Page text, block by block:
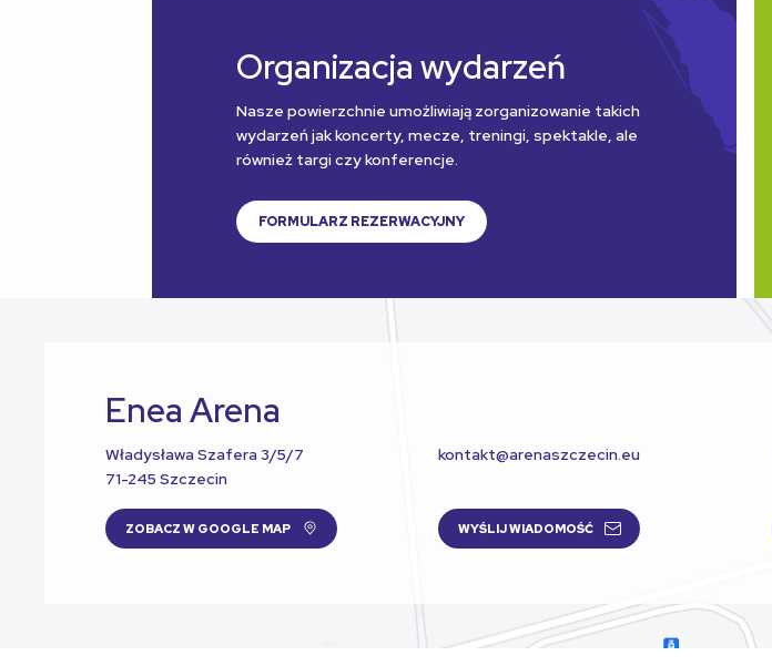
Organizacja wydarzeń
Nasze powierzchnie umożliwiają zorganizowanie takich
wydarzeń jak koncerty, mecze, treningi, spektakle, ale
również targi czy konferencje.
FORMULARZ REZERWACYJNY
Enea Arena
Władysława Szafera 3/5/7
71-245 Szczecin
ZOBACZ W GOOGLE MAP
kontakt@arenaszczecin.eu
WYŚLIJ WIADOMOŚĆ